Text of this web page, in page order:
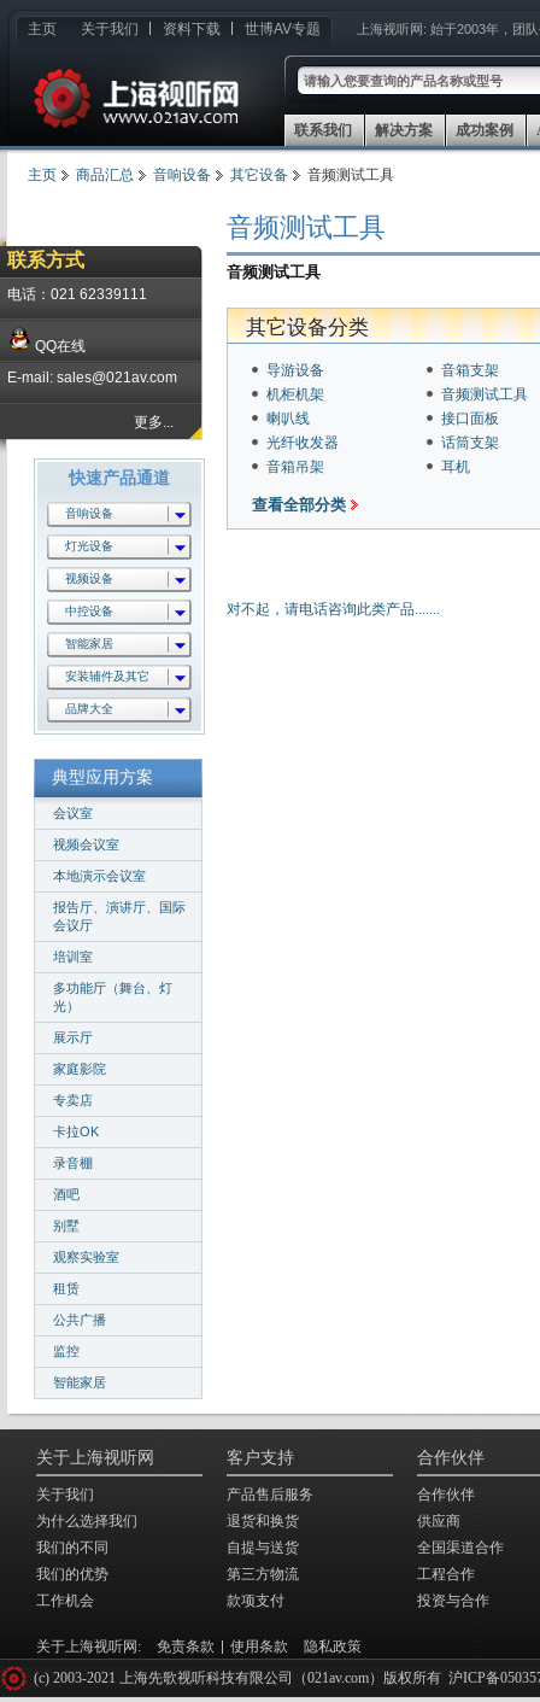
主页 关于我们 资料下载 世博AV专题 上海视听网: 始于2003年，团
联系我们 解决方案 成功案例
主页 商品汇总 音响设备 其它设备 音频测试工具
联系方式
电话：021 62339111
QQ在线
E-mail: sales@021av.com
更多...
快速产品通道
音响设备
灯光设备
视频设备
中控设备
智能家居
安装辅件及其它
品牌大全
典型应用方案
会议室
视频会议室
本地演示会议室
报告厅、演讲厅、国际
会议厅
培训室
多功能厅（舞台、灯
光）
展示厅
家庭影院
专卖店
卡拉OK
录音棚
酒吧
别墅
观察实验室
租赁
公共广播
监控
智能家居
音频测试工具
音频测试工具
其它设备分类
导游设备
机柜机架
喇叭线
光纤收发器
音箱吊架
音箱支架
音频测试工具
接口面板
话筒支架
耳机
查看全部分类
对不起，请电话咨询此类产品.......
关于上海视听网
关于我们
为什么选择我们
我们的不同
我们的优势
工作机会
客户支持
产品售后服务
退货和换货
自提与送货
第三方物流
款项支付
合作伙伴
合作伙伴
供应商
全国渠道合作
工程合作
投资与合作
关于上海视听网: 免责条款 使用条款
隐私政策
(c) 2003-2021 上海先歌视听科技有限公司（021av.com）版权所有 沪ICP备